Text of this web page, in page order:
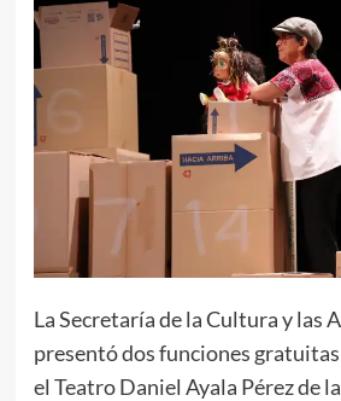
La Secretaría de la Cultura y las
presentó dos funciones
el Teatro Daniel Ayala Pérez de